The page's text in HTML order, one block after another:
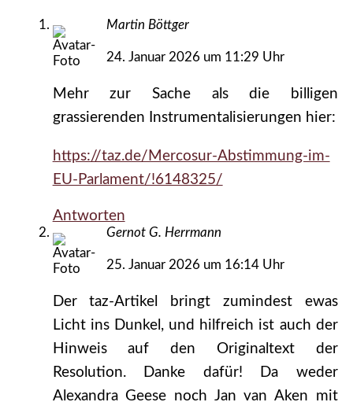
Martin Böttger
24. Januar 2026 um 11:29 Uhr
Mehr zur Sache als die billigen
grassierenden Instrumentalisierungen hier:
https://taz.de/Mercosur-Abstimmung-im-
EU-Parlament/!6148325/
Antworten
Gernot G. Herrmann
25. Januar 2026 um 16:14 Uhr
Der taz-Artikel bringt zumindest ewas
Licht ins Dunkel, und hilfreich ist auch der
Hinweis auf den Originaltext der
Resolution. Danke dafür! Da weder
Alexandra Geese noch Jan van Aken mit